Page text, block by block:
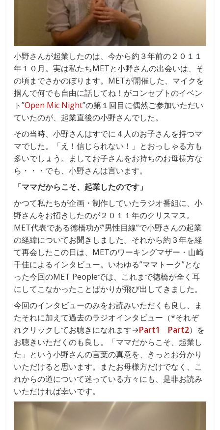
小野さんが起業したのは、今から約３年前の２０１１
年１０月。実は私たちMETと小野さんの出会いは、そ
の頃までさかのぼります。METが開催した、マイクを
掴んで何でも自由に話してね！がコンセプトのイベン
ト”Open Mic Night”の第１回目に偶然ご参加いただい
ていたのが、起業直後の小野さんでした。
その当時、小野さんはすでに４人のお子さんを持つマ
マでした。「え！信じられない！」とおっしゃる方も
多いでしょう。ましてお子さんをお持ちのお母様方な
ら・・・でも、小野さんは言います。
「ママだからこそ、起業したのです」
かつて私たちが企画・制作していたラジオ番組に、小
野さんをお招きしたのが２０１１年のクリスマス。
MET代表である徳橋功が”男性目線”で小野さんの起業
の経緯についてお聞きしました。それから約３年を経
て再会したこの日は、METのワーキングマザー・山崎
千佳によるインタビュー。いわゆる”ママトーク”とな
った今回のMET Peopleでは、これまで徳橋が全く耳
にしてこなかったことばかりが飛び出してきました。
今回のインタビューのみをお読みいただくも良し、ま
たそれに加えて過去のラジオインタビュー（*それぞ
れクリックしてお聴きになれます→Part1 Part2）を
お聴きいただくのも良し。「ママだからこそ、起業し
た」という小野さんの言葉の真意を、きっとお分かり
いただけると思います。またお母様方だけでなく、こ
れからの道について迷っている方々にも、是非お読み
いただければ幸いです。